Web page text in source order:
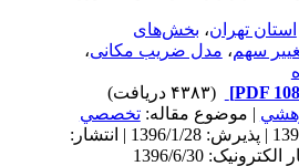
تهران ،بخش‌های
سهم،مدل ضریب مکانی،
| موضوع مقاله:تخصصي
دریافت: 1395/10/22 | پذیرش: 1396/1/28 | انتشار: